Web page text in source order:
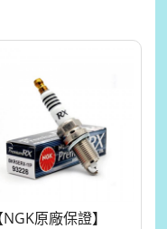
NGK原廠保證】